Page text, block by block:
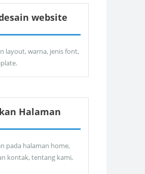
website
layout, warna, jenis font,
Halaman
pada halaman home,
kontak, tentang kami,